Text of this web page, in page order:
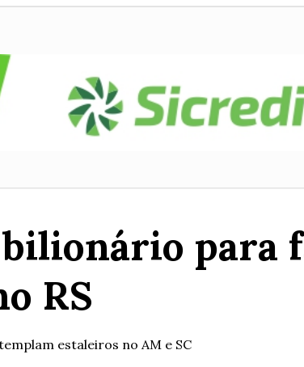
para
RS
estaleiros no AM e SC